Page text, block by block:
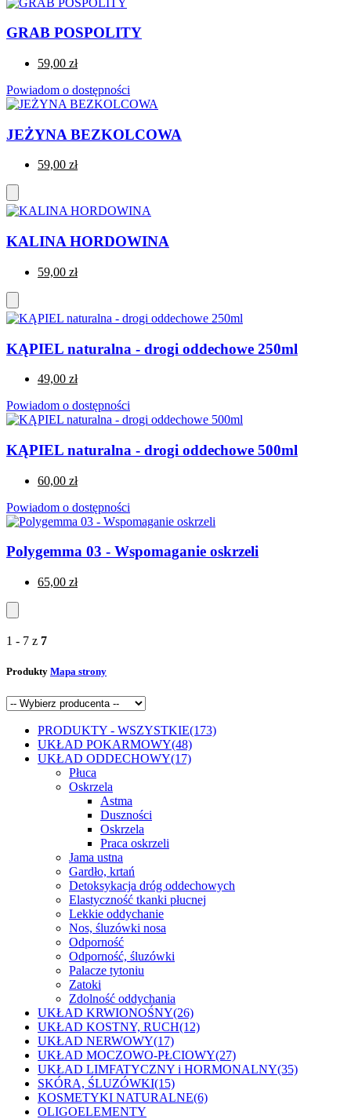
GRAB POSPOLITY
59,00 zł
Powiadom o dostępności
JEŻYNA BEZKOLCOWA
59,00 zł
KALINA HORDOWINA
59,00 zł
KĄPIEL naturalna - drogi oddechowe 250ml
49,00 zł
Powiadom o dostępności
KĄPIEL naturalna - drogi oddechowe 500ml
60,00 zł
Powiadom o dostępności
Polygemma 03 - Wspomaganie oskrzeli
65,00 zł
1 - 7 z 7
Produkty Mapa strony
PRODUKTY - WSZYSTKIE(173)
UKŁAD POKARMOWY(48)
UKŁAD ODDECHOWY(17)
Płuca
Oskrzela
Astma
Duszności
Oskrzela
Praca oskrzeli
Jama ustna
Gardło, krtań
Detoksykacja dróg oddechowych
Elastyczność tkanki płucnej
Lekkie oddychanie
Nos, śluzówki nosa
Odporność
Odporność, śluzówki
Palacze tytoniu
Zatoki
Zdolność oddychania
UKŁAD KRWIONOŚNY(26)
UKŁAD KOSTNY, RUCH(12)
UKŁAD NERWOWY(17)
UKŁAD MOCZOWO-PŁCIOWY(27)
UKŁAD LIMFATYCZNY i HORMONALNY(35)
SKÓRA, ŚLUZÓWKI(15)
KOSMETYKI NATURALNE(6)
OLIGOELEMENTY